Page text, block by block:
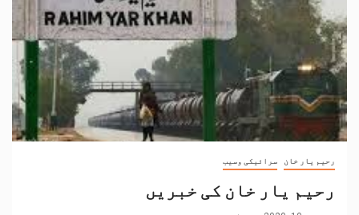
رحیم یار خان سرائیکی وسیب
رحیم یار خان کی خبریں